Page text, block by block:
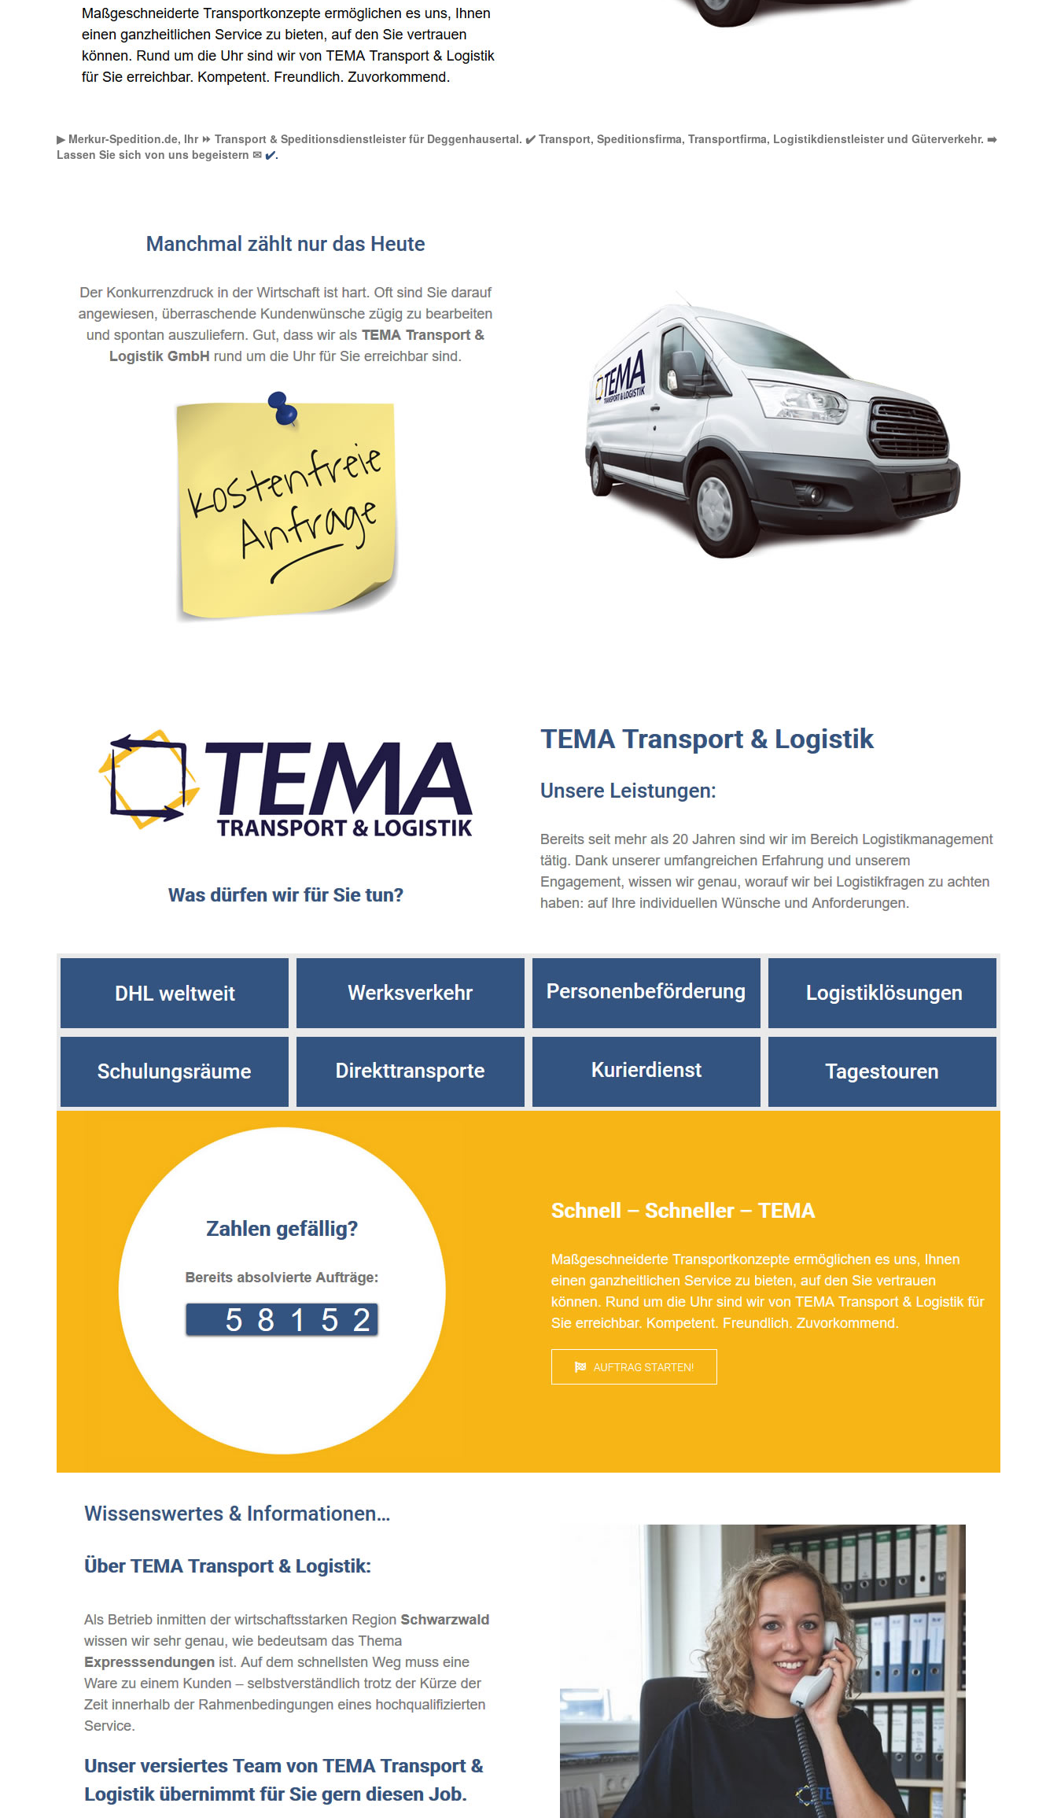
▶︎ Merkur-Spedition.de, Ihr ⏩ Transport & Speditionsdienstleister für Deggenhausertal. ✔️ Transport, Speditionsfirma, Transportfirma, Logistikdienstleister und Güterverkehr. ➡️
Lassen Sie sich von uns begeistern ✉ ✔️.